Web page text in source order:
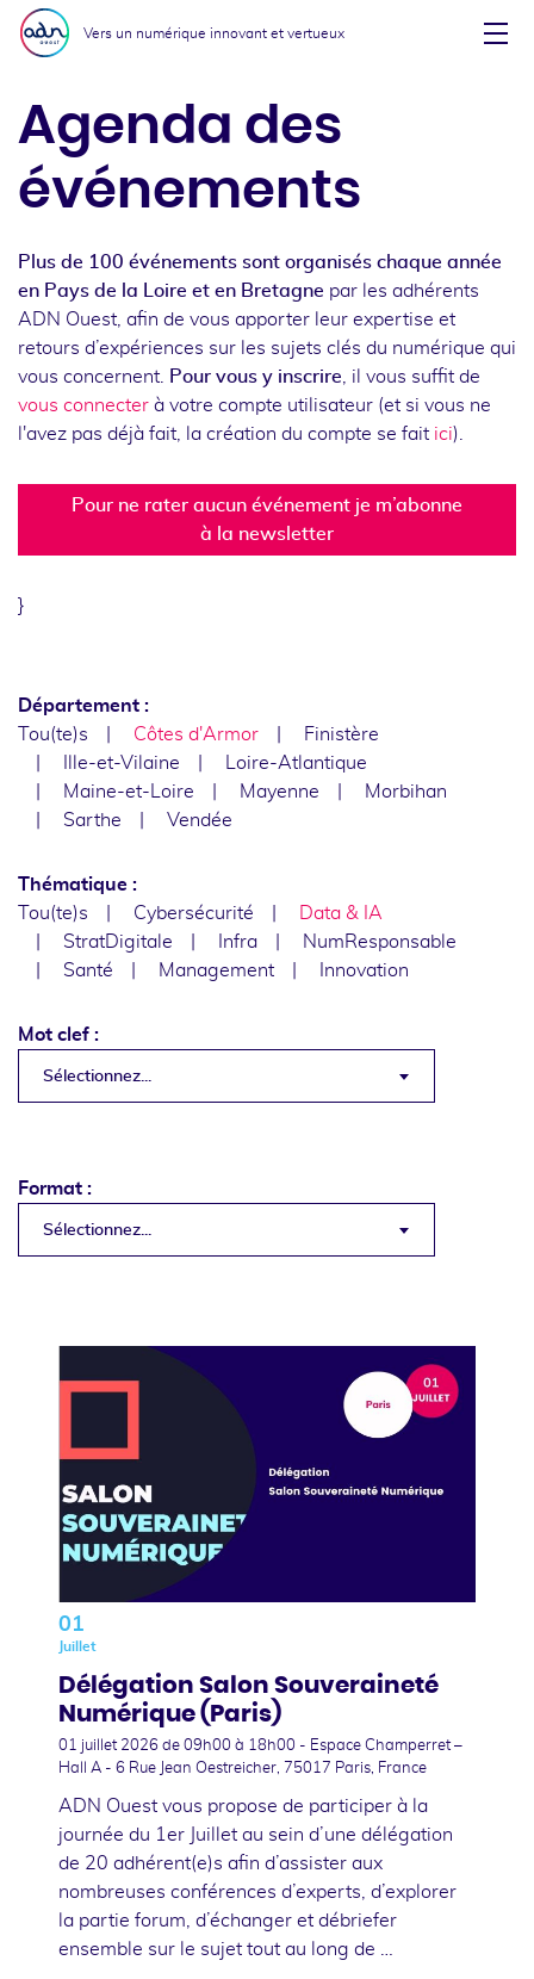
Aller au menu
Aller au contenu
Vers un numérique innovant et vertueux
Agenda des
événements
Plus de 100 événements sont organisés chaque année
en Pays de la Loire et en Bretagne par les adhérents
ADN Ouest, afin de vous apporter leur expertise et
retours d’expériences sur les sujets clés du numérique qui
vous concernent.
Pour vous y inscrire , il vous suffit de
vous connecter à votre compte utilisateur (et si vous ne
l'avez pas déjà fait, la création du compte se fait ici).
Pour ne rater aucun événement je m’abonne
à la newsletter
}
Département :
Tou(te)s
Côtes d'Armor
Finistère
Ille-et-Vilaine
Loire-Atlantique
Maine-et-Loire
Mayenne
Morbihan
Sarthe
Vendée
Thématique :
Tou(te)s
Cybersécurité
Data & IA
StratDigitale
Infra
NumResponsable
Santé
Management Innovation
Mot clef :
Sélectionnez...
Format :
Sélectionnez...
01
Juillet
Délégation Salon Souveraineté
Numérique (Paris)
01 juillet 2026 de 09h00 à 18h00 - Espace Champerret –
Hall A - 6 Rue Jean Oestreicher, 75017 Paris, France
ADN Ouest vous propose de participer à la
journée du 1er Juillet au sein d’une délégation
de 20 adhérent(e)s afin d’assister aux
nombreuses conférences d’experts, d’explorer
la partie forum, d’échanger et débriefer
ensemble sur le sujet tout au long de …